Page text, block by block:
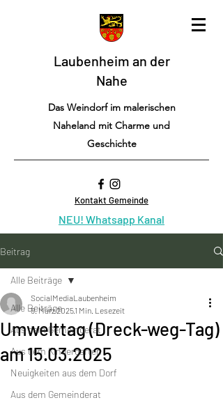
Laubenheim an der
Nahe
Das Weindorf im malerischen
Naheland mit Charme und
Geschichte
Kontakt Gemeinde
NEU! Whatsapp Kanal
Beitrag
Alle Beiträge
Aus dem Gemeinderat
Aus dem Kindergarten
Neuigkeiten aus dem Dorf
Aus dem Gemeinderat
Alle Beiträge
Umwelttag (Dreck-weg-Tag)
am 15.03.2025
SocialMediaLaubenheim
9. März 20251 Min. Lesezeit